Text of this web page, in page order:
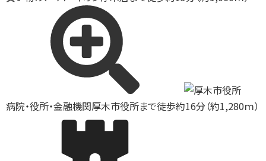
病院・役所・金融機関厚木市役所まで徒歩約16分（約1,280ｍ）